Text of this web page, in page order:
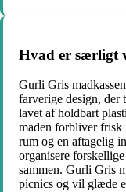
Hvad er særligt
Gurli Gris
farverige design,
lavet af holdbart
maden forbliver frisk
rum og en aftagelig
organisere
sammen. Gurli Gris
picnics og vil glæde